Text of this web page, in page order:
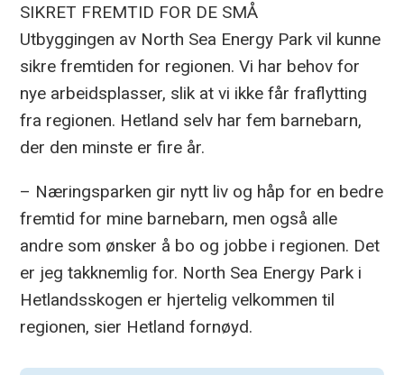
SIKRET FREMTID FOR DE SMÅ
Utbyggingen av North Sea Energy Park vil kunne
sikre fremtiden for regionen. Vi har behov for
nye arbeidsplasser, slik at vi ikke får fraflytting
fra regionen. Hetland selv har fem barnebarn,
der den minste er fire år.
– Næringsparken gir nytt liv og håp for en bedre
fremtid for mine barnebarn, men også alle
andre som ønsker å bo og jobbe i regionen. Det
er jeg takknemlig for. North Sea Energy Park i
Hetlandsskogen er hjertelig velkommen til
regionen, sier Hetland fornøyd.